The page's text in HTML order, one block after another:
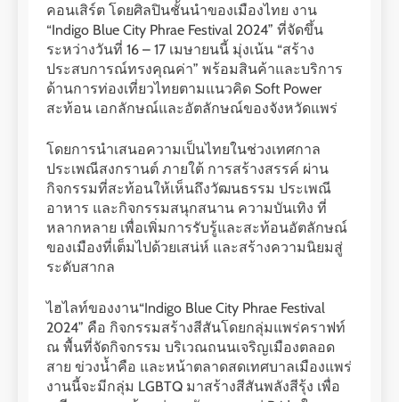
คอนเสิร์ต โดยศิลปินชั้นนำของเมืองไทย งาน
“Indigo Blue City Phrae Festival 2024” ที่จัดขึ้น
ระหว่างวันที่ 16 – 17 เมษายนนี้ มุ่งเน้น “สร้าง
ประสบการณ์ทรงคุณค่า” พร้อมสินค้าและบริการ
ด้านการท่องเที่ยวไทยตามแนวคิด Soft Power
สะท้อน เอกลักษณ์และอัตลักษณ์ของจังหวัดแพร่
โดยการนำเสนอความเป็นไทยในช่วงเทศกาล
ประเพณีสงกรานต์ ภายใต้ การสร้างสรรค์ ผ่าน
กิจกรรมที่สะท้อนให้เห็นถึงวัฒนธรรม ประเพณี
อาหาร และกิจกรรมสนุกสนาน ความบันเทิง ที่
หลากหลาย เพื่อเพิ่มการรับรู้และสะท้อนอัตลักษณ์
ของเมืองที่เต็มไปด้วยเสน่ห์ และสร้างความนิยมสู่
ระดับสากล
ไฮไลท์ของงาน“Indigo Blue City Phrae Festival
2024” คือ กิจกรรมสร้างสีสันโดยกลุ่มแพร่คราฟท์
ณ พื้นที่จัดกิจกรรม บริเวณถนนเจริญเมืองตลอด
สาย ข่วงน้ำคือ และหน้าตลาดสดเทศบาลเมืองแพร่
งานนี้จะมีกลุ่ม LGBTQ มาสร้างสีสันพลังสีรุ้ง เพื่อ